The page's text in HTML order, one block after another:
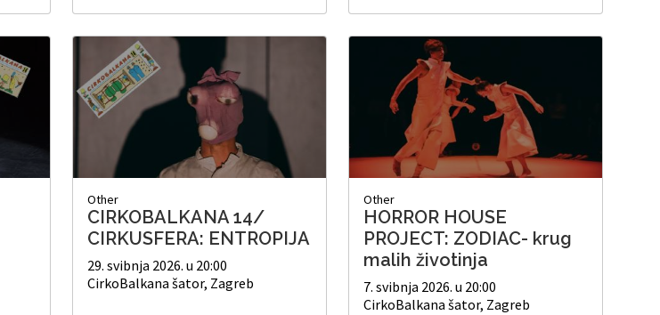
Other
CIRKOBALKANA 14/
CIRKUSFERA: ENTROPIJA
29. svibnja 2026. u 20:00
CirkoBalkana šator, Zagreb
Other
HORROR HOUSE
PROJECT: ZODIAC- krug
malih životinja
7. svibnja 2026. u 20:00
CirkoBalkana šator, Zagreb